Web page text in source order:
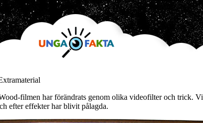
filmen har förändrats genom olika videofilter och trick. Vi
efter effekter har blivit pålagda.